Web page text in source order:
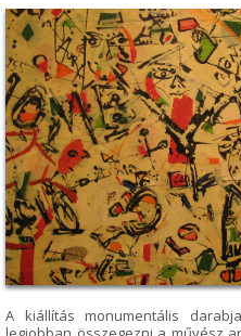
A kiállítás monumentális